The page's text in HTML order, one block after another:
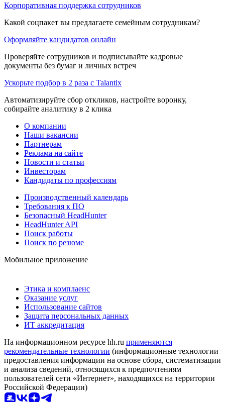
Корпоративная поддержка сотрудников
Какой соцпакет вы предлагаете семейным сотрудникам?
Оформляйте кандидатов онлайн
Проверяйте сотрудников и подписывайте кадровые
документы без бумаг и личных встреч
Ускорьте подбор в 2 раза с Talantix
Автоматизируйте сбор откликов, настройте воронку,
собирайте аналитику в 2 клика
О компании
Наши вакансии
Партнерам
Реклама на сайте
Новости и статьи
Инвесторам
Кандидаты по профессиям
Производственный календарь
Требования к ПО
Безопасный HeadHunter
HeadHunter API
Поиск работы
Поиск по резюме
Мобильное приложение
Этика и комплаенс
Оказание услуг
Использование сайтов
Защита персональных данных
ИТ аккредитация
На информационном ресурсе hh.ru применяются
рекомендательные технологии (информационные технологии
предоставления информации на основе сбора, систематизации
и анализа сведений, относящихся к предпочтениям
пользователей сети «Интернет», находящихся на территории
Российской Федерации)